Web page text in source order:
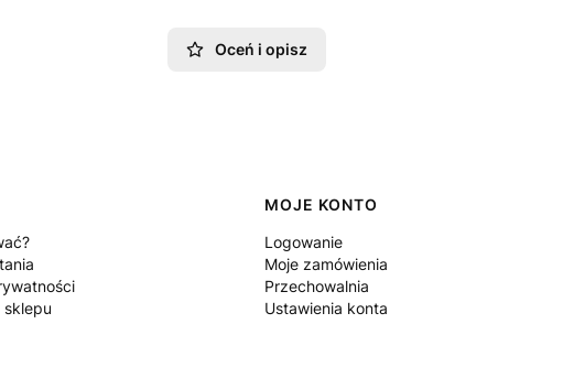
Oceń i opisz
sklepu
MOJE KONTO
Logowanie
Moje zamówienia
Przechowalnia
Ustawienia konta